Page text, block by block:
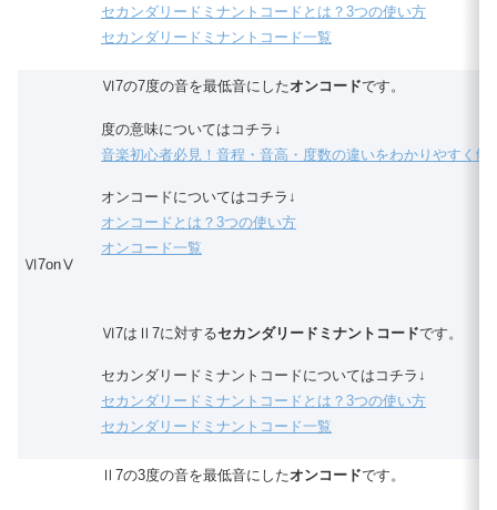
セカンダリードミナントコードとは？3つの使い方
セカンダリードミナントコード一覧
Ⅵ7onⅤ
Ⅵ7の7度の音を最低音にしたオンコードです。
度の意味についてはコチラ↓
音楽初心者必見！音程・音高・度数の違いをわかりやすく解
オンコードについてはコチラ↓
オンコードとは？3つの使い方
オンコード一覧
Ⅵ7はⅡ7に対するセカンダリードミナントコードです。
セカンダリードミナントコードについてはコチラ↓
セカンダリードミナントコードとは？3つの使い方
セカンダリードミナントコード一覧
Ⅱ7の3度の音を最低音にしたオンコードです。